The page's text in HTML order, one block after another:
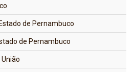
de Pernambuco
de Pernambuco